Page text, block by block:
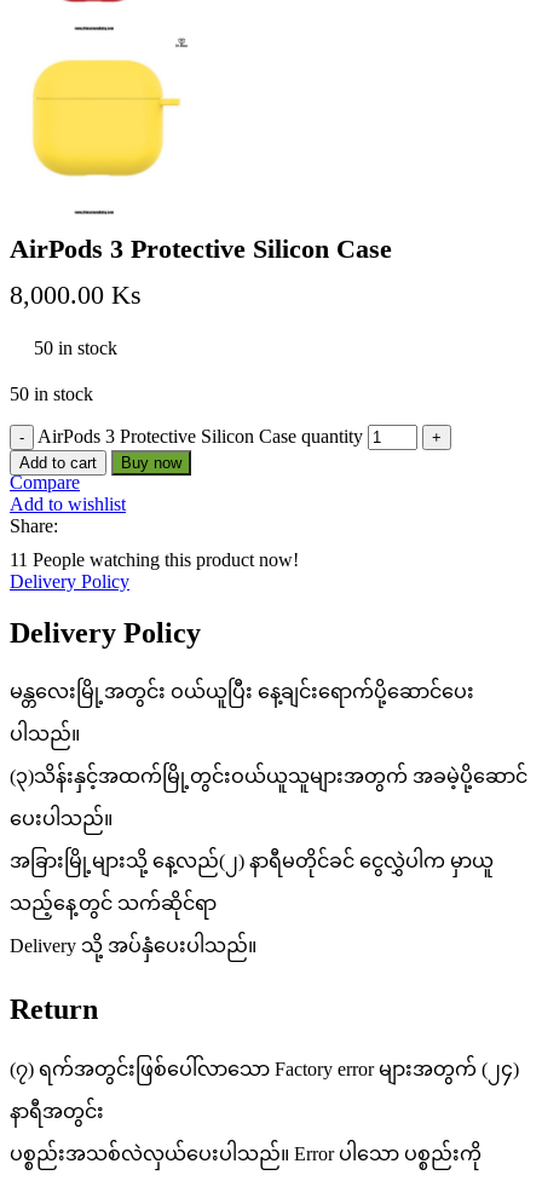
AirPods 3 Protective Silicon Case
8,000.00 Ks
50 in stock
50 in stock
AirPods 3 Protective Silicon Case quantity
Add to cart Buy now
Compare
Add to wishlist
Share:
11 People watching this product now!
Delivery Policy
Delivery Policy
မန္တလေးမြို့အတွင်း ဝယ်ယူပြီး နေ့ချင်းရောက်ပို့ဆောင်ပေး
ပါသည်။
(၃)သိန်းနှင့်အထက်မြို့တွင်းဝယ်ယူသူများအတွက် အခမဲ့ပို့ဆောင်
ပေးပါသည်။
အခြားမြို့များသို့ နေ့လည်(၂) နာရီမတိုင်ခင် ငွေလွှဲပါက မှာယူ
သည့်နေ့တွင် သက်ဆိုင်ရာ
Delivery သို့ အပ်နှံပေးပါသည်။
Return
(၇) ရက်အတွင်းဖြစ်ပေါ်လာသော Factory error များအတွက် (၂၄)
နာရီအတွင်း
ပစ္စည်းအသစ်လဲလှယ်ပေးပါသည်။ Error ပါသော ပစ္စည်းကို